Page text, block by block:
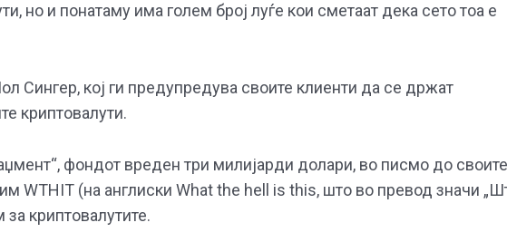
но и понатаму има голем број луѓе кои сметаат дека сето тоа е
Сингер, кој ги предупредува своите клиенти да се држат
криптовалути.
фондот вреден три милијарди долари, во писмо до своите
WTHIT (на англиски What the hell is this, што во превод значи
криптовалутите.